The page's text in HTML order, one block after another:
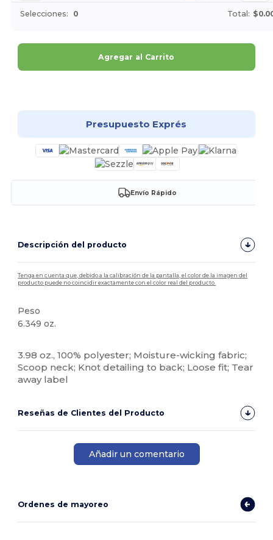
Selecciones: 0 Total:
Agregar al Carrito
Presupuesto Exprés
Envío Rápido
Descripción del producto
Tenga en cuenta que, debido a la calibración de la pantalla, el color de la imagen del
producto puede no coincidir exactamente con el color real del producto.
Peso
6.349 oz.
3.98 oz., 100% polyester; Moisture-wicking fabric;
Scoop neck; Knot detailing to back; Loose fit; Tear
away label
Reseñas de Clientes del Producto
Añadir un comentario
Ordenes de mayoreo